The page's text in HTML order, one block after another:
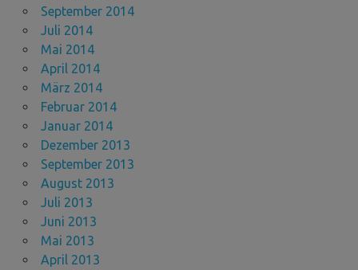
September 2014
Juli 2014
Mai 2014
April 2014
März 2014
Februar 2014
Januar 2014
Dezember 2013
September 2013
August 2013
Juli 2013
Juni 2013
Mai 2013
April 2013